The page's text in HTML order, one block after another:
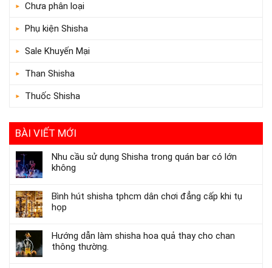
Chưa phân loại
Phụ kiện Shisha
Sale Khuyến Mại
Than Shisha
Thuốc Shisha
BÀI VIẾT MỚI
Nhu cầu sử dụng Shisha trong quán bar có lớn
không
Bình hút shisha tphcm dân chơi đẳng cấp khi tụ
họp
Hướng dẫn làm shisha hoa quả thay cho chan
thông thường.